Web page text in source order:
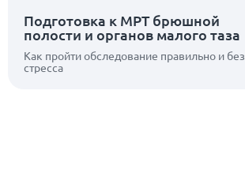
Подготовка к МРТ брюшной
полости и органов малого таза
Как пройти обследование правильно и без
стресса